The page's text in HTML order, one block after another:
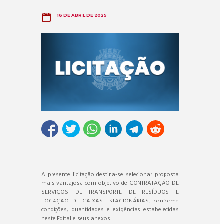
16 DE ABRIL DE 2025
A presente licitação destina-se selecionar proposta
mais vantajosa com objetivo de CONTRATAÇÃO DE
SERVIÇOS DE TRANSPORTE DE RESÍDUOS E
LOCAÇÃO DE CAIXAS ESTACIONÁRIAS, conforme
condições, quantidades e exigências estabelecidas
neste Edital e seus anexos.